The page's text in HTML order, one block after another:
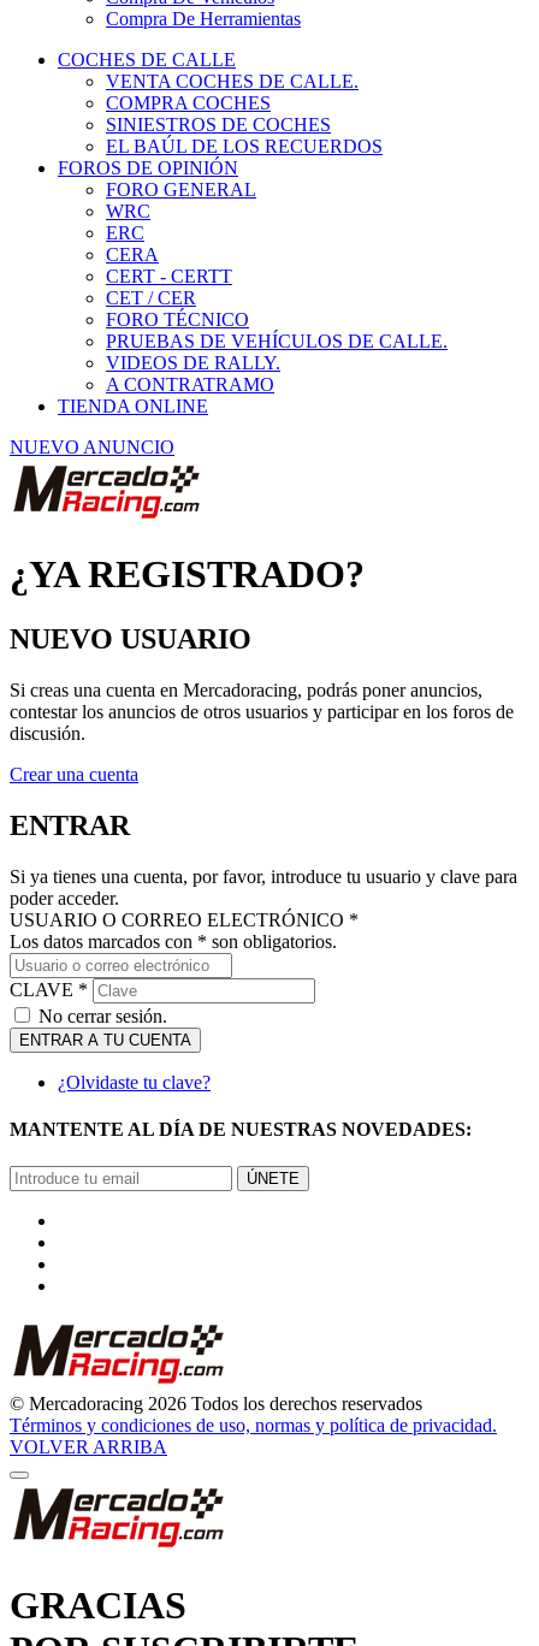
COCHES DE CALLE
VENTA COCHES DE CALLE.
COMPRA COCHES
SINIESTROS DE COCHES
EL BAÚL DE LOS RECUERDOS
FOROS DE OPINIÓN
FORO GENERAL
WRC
ERC
CERA
CERT - CERTT
CET / CER
FORO TÉCNICO
PRUEBAS DE VEHÍCULOS DE CALLE.
VIDEOS DE RALLY.
A CONTRATRAMO
TIENDA ONLINE
NUEVO ANUNCIO
contestar los anuncios de otros usuarios y participar en los foros de
discusión.
Crear una cuenta
poder acceder.
USUARIO O CORREO ELECTRÓNICO *
Los datos marcados con * son obligatorios.
CLAVE *
No cerrar sesión.
ENTRAR A TU CUENTA
¿Olvidaste tu clave?
MANTENTE AL DÍA DE NUESTRAS NOVEDADES:
© Mercadoracing 2026 Todos los derechos reservados
Términos y condiciones de uso, normas y política de privacidad.
VOLVER ARRIBA
POR SUSCRIBIRTE